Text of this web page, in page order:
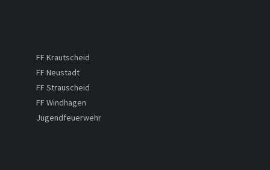
FF Krautscheid
FF Neustadt
FF Strauscheid
FF Windhagen
Jugendfeuerwehr